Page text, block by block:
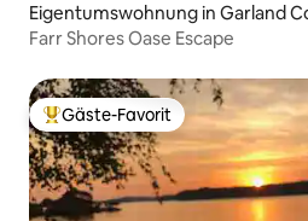
Eigentumswohnung in Garland
Farr Shores Oase Escape
Beliebter Gäste-Favorit.
Gäste-Favorit